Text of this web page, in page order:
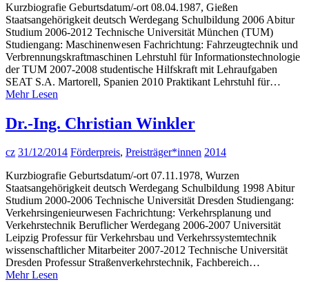
Kurzbiografie Geburtsdatum/-ort 08.04.1987, Gießen
Staatsangehörigkeit deutsch Werdegang Schulbildung 2006 Abitur
Studium 2006-2012 Technische Universität München (TUM)
Studiengang: Maschinenwesen Fachrichtung: Fahrzeugtechnik und
Verbrennungskraftmaschinen Lehrstuhl für Informationstechnologie
der TUM 2007-2008 studentische Hilfskraft mit Lehraufgaben
SEAT S.A. Martorell, Spanien 2010 Praktikant Lehrstuhl für…
Mehr Lesen
Dr.-Ing. Christian Winkler
cz 31/12/2014 Förderpreis, Preisträger*innen 2014
Kurzbiografie Geburtsdatum/-ort 07.11.1978, Wurzen
Staatsangehörigkeit deutsch Werdegang Schulbildung 1998 Abitur
Studium 2000-2006 Technische Universität Dresden Studiengang:
Verkehrsingenieurwesen Fachrichtung: Verkehrsplanung und
Verkehrstechnik Beruflicher Werdegang 2006-2007 Universität
Leipzig Professur für Verkehrsbau und Verkehrssystemtechnik
wissenschaftlicher Mitarbeiter 2007-2012 Technische Universität
Dresden Professur Straßenverkehrstechnik, Fachbereich…
Mehr Lesen